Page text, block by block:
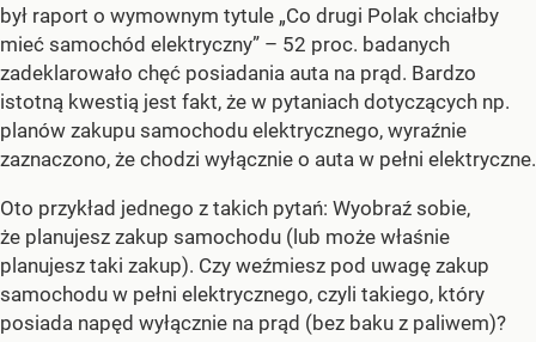
był raport o wymownym tytule „Co drugi Polak chciałby
mieć samochód elektryczny” – 52 proc. badanych
zadeklarowało chęć posiadania auta na prąd. Bardzo
istotną kwestią jest fakt, że w pytaniach dotyczących np.
planów zakupu samochodu elektrycznego, wyraźnie
zaznaczono, że chodzi wyłącznie o auta w pełni elektryczne.
Oto przykład jednego z takich pytań: Wyobraź sobie,
że planujesz zakup samochodu (lub może właśnie
planujesz taki zakup). Czy weźmiesz pod uwagę zakup
samochodu w pełni elektrycznego, czyli takiego, który
posiada napęd wyłącznie na prąd (bez baku z paliwem)?